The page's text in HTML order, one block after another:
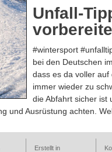
Unfall-
#wintersport
bei den Deutschen
dass es da voller
immer wieder zu
die Abfahrt sicher ist
und Ausrüstung achten.
Erstellt in